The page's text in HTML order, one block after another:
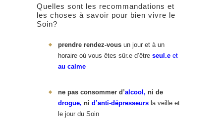
Quelles sont les recommandations et
les choses à savoir pour bien vivre le
Soin?
prendre rendez-vous un jour et à un
horaire où vous êtes sûr.e d’être seul.e et
au calme
ne pas consommer d’alcool, ni de
drogue, ni d’anti-dépresseurs la veille et
le jour du Soin